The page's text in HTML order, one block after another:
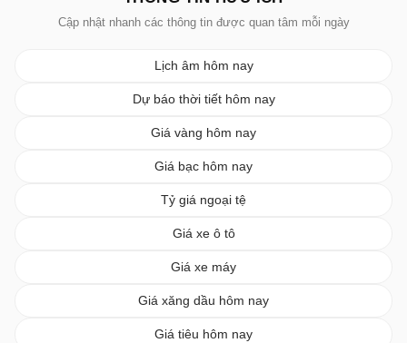
Cập nhật nhanh các thông tin được quan tâm mỗi ngày
Lịch âm hôm nay
Dự báo thời tiết hôm nay
Giá vàng hôm nay
Giá bạc hôm nay
Tỷ giá ngoại tệ
Giá xe ô tô
Giá xe máy
Giá xăng dầu hôm nay
Giá tiêu hôm nay